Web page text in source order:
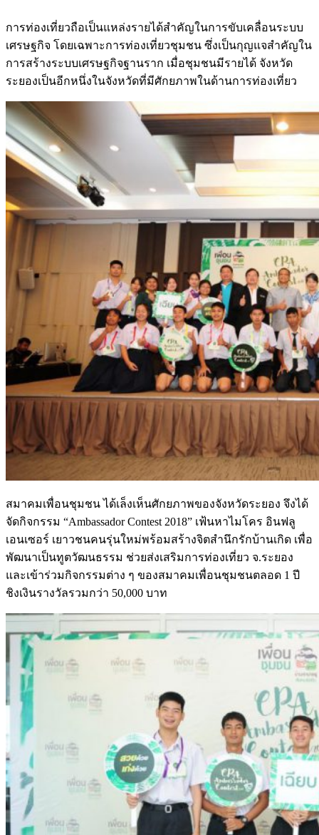
การท่องเที่ยวถือเป็นแหล่งรายได้สำคัญในการขับเคลื่อนระบบ
เศรษฐกิจ โดยเฉพาะการท่องเที่ยวชุมชน ซึ่งเป็นกุญแจสำคัญใน
การสร้างระบบเศรษฐกิจฐานราก เมื่อชุมชนมีรายได้ จังหวัด
ระยองเป็นอีกหนึ่งในจังหวัดที่มีศักยภาพในด้านการท่องเที่ยว
สมาคมเพื่อนชุมชน ได้เล็งเห็นศักยภาพของจังหวัดระยอง จึงได้
จัดกิจกรรม “Ambassador Contest 2018” เฟ้นหาไมโคร อินฟลู
เอนเซอร์ เยาวชนคนรุ่นใหม่พร้อมสร้างจิตสำนึกรักบ้านเกิด เพื่อ
พัฒนาเป็นทูตวัฒนธรรม ช่วยส่งเสริมการท่องเที่ยว จ.ระยอง
และเข้าร่วมกิจกรรมต่าง ๆ ของสมาคมเพื่อนชุมชนตลอด 1 ปี
ชิงเงินรางวัลรวมกว่า 50,000 บาท